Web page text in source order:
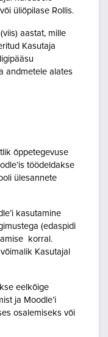
üliõpilase Rollis.
aastat, mille
Kasutaja
andmetele alates
õppetegevuse
töödeldakse
ülesannete
kasutamine
(edaspidi
korral.
Kasutajal
eelkõige
ja Moodle’i
osalemiseks või